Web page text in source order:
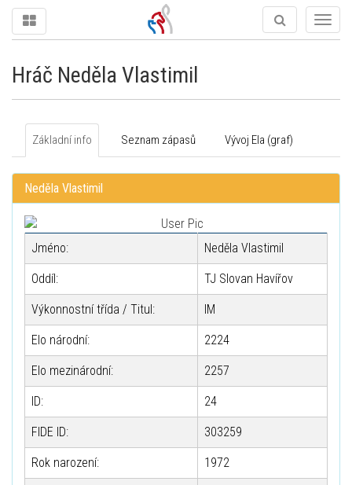
Hráč Neděla Vlastimil
Základní info Seznam zápasů Vývoj Ela (graf)
Neděla Vlastimil
Jméno: Neděla Vlastimil
Oddíl: TJ Slovan Havířov
Výkonnostní třída / Titul: IM
Elo národní: 2224
Elo mezinárodní: 2257
ID: 24
FIDE ID: 303259
Rok narození: 1972